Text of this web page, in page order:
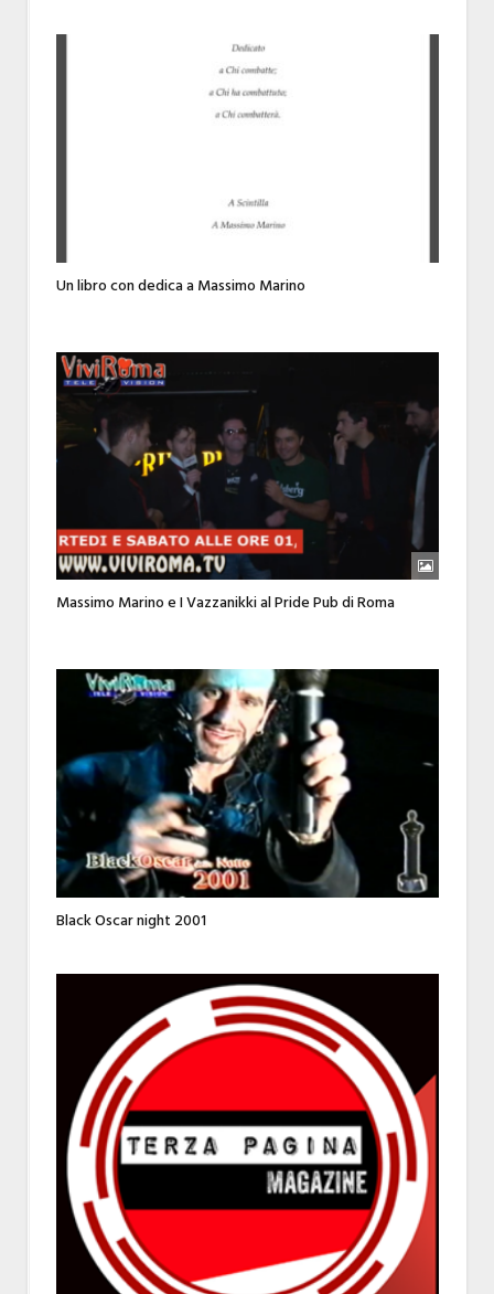
Un libro con dedica a Massimo Marino
Massimo Marino e I Vazzanikki al Pride Pub di Roma
Black Oscar night 2001